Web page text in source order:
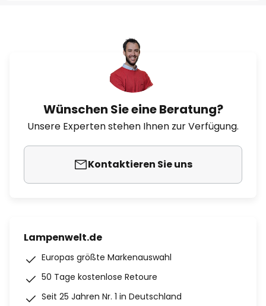
Wünschen Sie eine Beratung?
Unsere Experten stehen Ihnen zur Verfügung.
Kontaktieren Sie uns
Lampenwelt.de
Europas größte Markenauswahl
50 Tage kostenlose Retoure
Seit 25 Jahren Nr. 1 in Deutschland